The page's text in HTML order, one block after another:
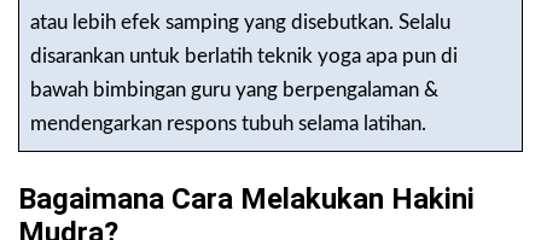
atau lebih efek samping yang disebutkan. Selalu
disarankan untuk berlatih teknik yoga apa pun di
bawah bimbingan guru yang berpengalaman &
mendengarkan respons tubuh selama latihan.
Bagaimana Cara Melakukan Hakini
Mudra?